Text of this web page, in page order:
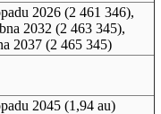
2026(2 461 346),
2032 (2 463 345),
2037(2 465 345)
2045(1,94 au)